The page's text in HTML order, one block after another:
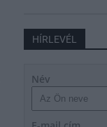
HÍRLEVÉL
Név